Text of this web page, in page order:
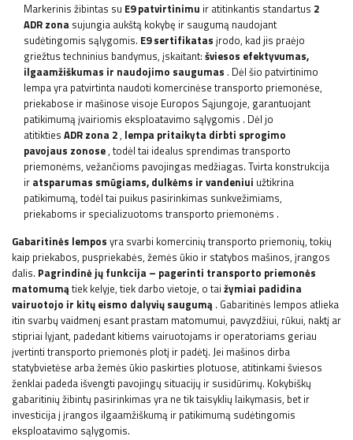
Markerinis žibintas su E9 patvirtinimu ir atitinkantis standartus 2
ADR zona sujungia aukštą kokybę ir saugumą naudojant
sudėtingomis sąlygomis. E9 sertifikatas įrodo, kad jis praėjo
griežtus techninius bandymus, įskaitant: šviesos efektyvumas,
ilgaamžiškumas ir naudojimo saugumas . Dėl šio patvirtinimo
lempa yra patvirtinta naudoti komercinėse transporto priemonėse,
priekabose ir mašinose visoje Europos Sąjungoje, garantuojant
patikimumą įvairiomis eksploatavimo sąlygomis . Dėl jo
atitikties ADR zona 2, lempa pritaikyta dirbti sprogimo
pavojaus zonose, todėl tai idealus sprendimas transporto
priemonėms, vežančioms pavojingas medžiagas. Tvirta konstrukcija
ir atsparumas smūgiams, dulkėms ir vandeniui užtikrina
patikimumą, todėl tai puikus pasirinkimas sunkvežimiams,
priekaboms ir specializuotoms transporto priemonėms .
Gabaritinės lempos yra svarbi komercinių transporto priemonių, tokių
kaip priekabos, puspriekabės, žemės ūkio ir statybos mašinos, įrangos
dalis. Pagrindinė jų funkcija – pagerinti transporto priemonės
matomumątiek kelyje, tiek darbo vietoje, o tai žymiai padidina
vairuotojo ir kitų eismo dalyvių saugumą . Gabaritinės lempos atlieka
itin svarbų vaidmenį esant prastam matomumui, pavyzdžiui, rūkui, naktį ar
stipriai lyjant, padedant kitiems vairuotojams ir operatoriams geriau
įvertinti transporto priemonės plotį ir padėtį. Jei mašinos dirba
statybvietėse arba žemės ūkio paskirties plotuose, atitinkami šviesos
ženklai padeda išvengti pavojingų situacijų ir susidūrimų. Kokybiškų
gabaritinių žibintų pasirinkimas yra ne tik taisyklių laikymasis, bet ir
investicija į įrangos ilgaamžiškumą ir patikimumą sudėtingomis
eksploatavimo sąlygomis.